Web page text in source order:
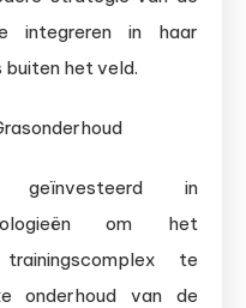
integreren in haar
het veld.
in
om het
te
onderhoud van de